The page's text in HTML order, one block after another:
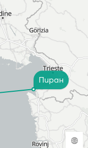
Пиран